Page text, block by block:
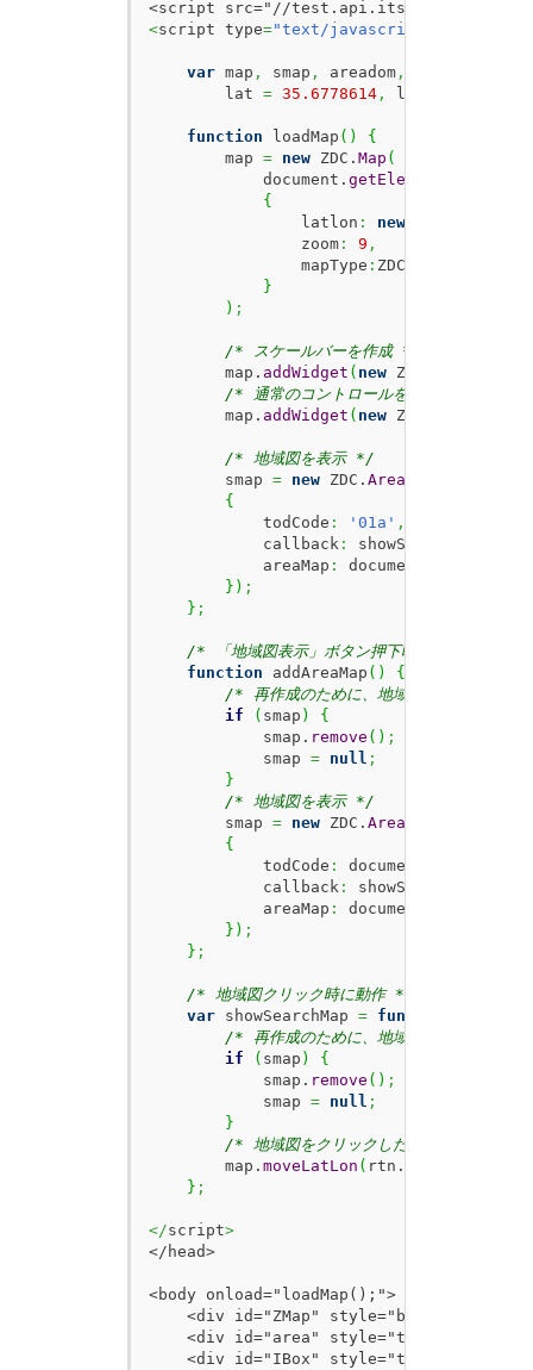
<script type="text/javascript"
var map , smap , areadom,
        lat
= 35.6778614, lon
function loadMap ( )
{
        map
= new ZDC. Map (
            document.
getElementById
{
                latlon
: new
                zoom
: 9 ,
                mapType
: ZDC.
}
) ;
/* スケールバーを作成 */
        map.
addWidget ( new ZDC.
/* 通常のコントロールを表示 */
        map.
addWidget ( new ZDC.
/* 地域図を表示 */
        smap
= new ZDC. AreaMap
{
            todCode
: '01a' ,
            callback
: showSearchMap
            areaMap
: document.
} ) ;
} ;
/* 「地域図表示」ボタン押下時に動作 */
function addAreaMap ( )
{
/* 再作成のために、地域図があれば消す
if
( smap )
{
            smap.
remove ( ) ;
            smap
= null ;
}
/* 地域図を表示 */
        smap
= new ZDC. AreaMap
{
            todCode
: document.
            callback
: showSearchMap
            areaMap
: document.
} ) ;
} ;
/* 地域図クリック時に動作 */
var showSearchMap = function
/* 再作成のために、地域図があれば消す
if
( smap )
{
            smap.
remove ( ) ;
            smap
= null ;
}
/* 地域図をクリックした位置を取得して
        map.
moveLatLon ( rtn.
} ;
</script>
</head>
<body onload="loadMap();">
<div id="ZMap" style="border:1px
<div id="area" style="top:560px;
<div id="IBox" style="top:520px;